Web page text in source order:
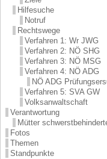
Hilfesuche
Notruf
Rechtswege
Verfahren 1: Wr JWG
Verfahren 2: NÖ SHG
Verfahren 3: NÖ MSG
Verfahren 4: NÖ ADG
NÖ ADG
Verfahren 5: SVA GW
Volksanwaltschaft
Verantwortung
Mütter
Fotos
Themen
Standpunkte